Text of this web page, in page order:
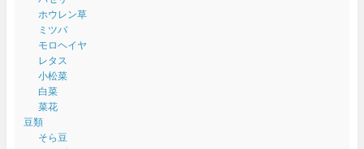
ホウレン草
ミツバ
モロヘイヤ
レタス
小松菜
白菜
菜花
豆類
そら豆